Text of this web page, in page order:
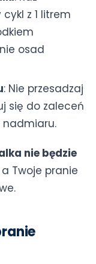
z 1 litrem
osad
: Nie przesadzaj
się do zaleceń
nadmiaru.
nie będzie
a Twoje pranie